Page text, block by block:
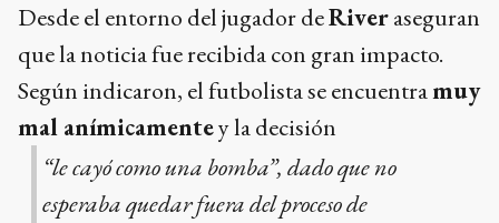
Desde el entorno del jugador deRiveraseguran
que la noticia fue recibida con gran impacto.
Según indicaron, el futbolista se encuentramuy
mal anímicamentey la decisión
“le cayó como una bomba”, dado que no
esperaba quedar fuera del proceso de